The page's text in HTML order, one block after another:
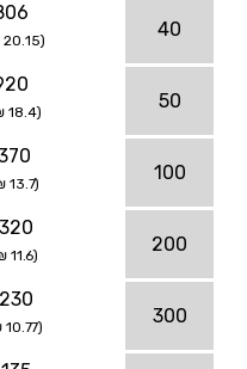
40
₪
(20.15 ₪ ליח')
50
₪
(18.4 ₪ ליח')
100
₪
(13.7 ₪ ליח')
200
₪
(11.6 ₪ ליח')
300
₪
(10.77 ₪ ליח')